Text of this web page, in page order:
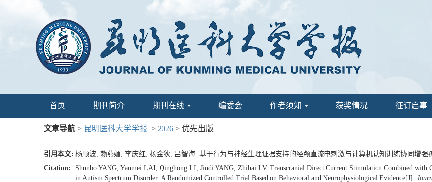
首页 期刊简介 期刊在线 编委会 作者须知 获奖情况 征订启事
文章导航 > 昆明医科大学学报 > 2026 > 优先出版
引用本文: 杨顺波, 赖燕媚, 李庆红, 杨金狄, 吕智海. 基于行为与神经生理证据支持的经颅直流电刺激与计算机认知训练协同增
Citation:
Shunbo YANG, Yanmei LAI, Qinghong LI, Jindi YANG, Zhihai LV. Transcranial Direct Current Stimulation Combined with
in Autism Spectrum Disorder: A Randomized Controlled Trial Based on Behavioral and Neurophysiological Evidence[J].